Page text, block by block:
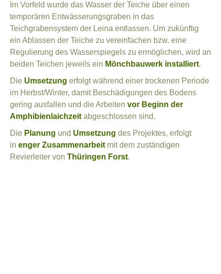
Im Vorfeld wurde das Wasser der Teiche über einen
temporären Entwässerungsgraben in das
Teichgrabensystem der Leina entlassen. Um zukünftig
ein Ablassen der Teiche zu vereinfachen bzw. eine
Regulierung des Wasserspiegels zu ermöglichen, wird an
beiden Teichen jeweils ein Mönchbauwerk installiert.
Die Umsetzung erfolgt während einer trockenen Periode
im Herbst/Winter, damit Beschädigungen des Bodens
gering ausfallen und die Arbeiten vor Beginn der
Amphibienlaichzeit abgeschlossen sind.
Die Planung und Umsetzung des Projektes, erfolgt
in enger Zusammenarbeit mit dem zuständigen
Revierleiter von Thüringen Forst.